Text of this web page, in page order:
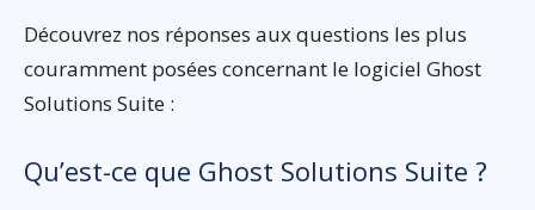
Découvrez nos réponses aux questions les plus
couramment posées concernant le logiciel Ghost
Solutions Suite :
Qu’est-ce que Ghost Solutions Suite ?